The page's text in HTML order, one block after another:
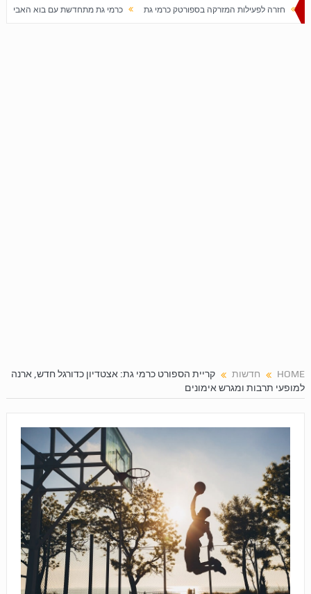
המזרקה בספורטק כרמי גת כרמי גת מתחדשת עם בוא האביב עלייה חדה במחירי
HOME חדשות
קריית הספורט כרמי גת: אצטדיון כדורגל חדש, ארנה
למופעי תרבות ומגרש אימונים